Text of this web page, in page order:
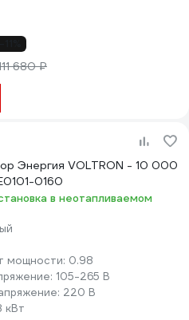
680 ₽
Энергия VOLTRON - 10 000
0160
в неотапливаемом
мощности: 0.98
105-265 В
220 В
кВт